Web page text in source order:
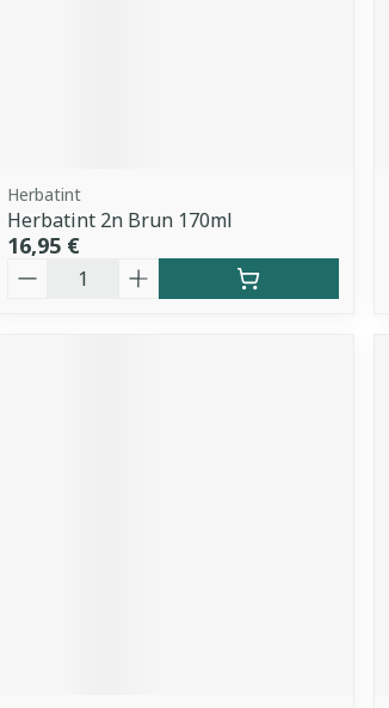
Herbatint
Herbatint 2n Brun 170ml
16,95 €
Quantité